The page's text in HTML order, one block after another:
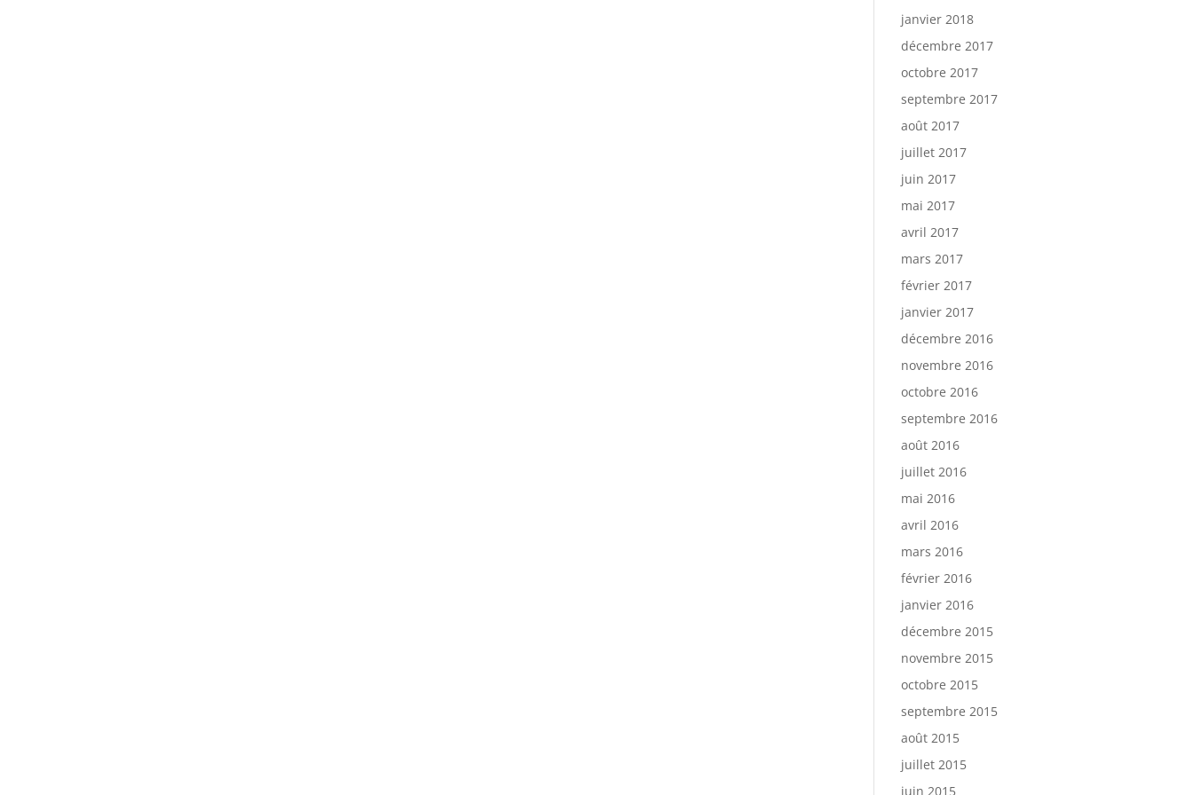
janvier 2018
décembre 2017
octobre 2017
septembre 2017
août 2017
juillet 2017
juin 2017
mai 2017
avril 2017
mars 2017
février 2017
janvier 2017
décembre 2016
novembre 2016
octobre 2016
septembre 2016
août 2016
juillet 2016
mai 2016
avril 2016
mars 2016
février 2016
janvier 2016
décembre 2015
novembre 2015
octobre 2015
septembre 2015
août 2015
juillet 2015
juin 2015